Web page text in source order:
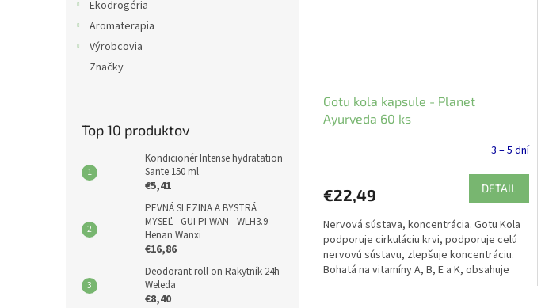
Ekodrogéria
Aromaterapia
Výrobcovia
Značky
Top 10 produktov
Kondicionér Intense hydratation
Sante 150 ml
€5,41
PEVNÁ SLEZINA A BYSTRÁ
MYSEĽ - GUI PI WAN - WLH3.9
Henan Wanxi
€16,86
Deodorant roll on Rakytník 24h
Weleda
€8,40
Gotu kola kapsule - Planet
Ayurveda 60 ks
3 – 5 dní
€22,49 DETAIL
Nervová sústava, koncentrácia. Gotu Kola
podporuje cirkuláciu krvi, podporuje celú
nervovú sústavu, zlepšuje koncentráciu.
Bohatá na vitamíny A, B, E a K, obsahuje